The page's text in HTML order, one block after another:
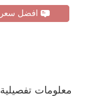
افضل سعر
معلومات تفصيلية